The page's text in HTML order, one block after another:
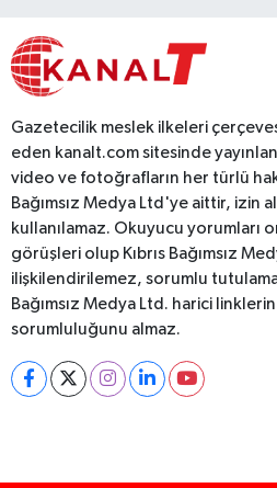
Gazetecilik meslek ilkeleri
eden kanalt.com sitesinde
video ve fotoğrafların her türlü
Bağımsız Medya Ltd'ye aittir, izin
kullanılamaz. Okuyucu yorumları
görüşleri olup Kıbrıs Bağımsız
ilişkilendirilemez, sorumlu
Bağımsız Medya Ltd. harici linklerin
sorumluluğunu almaz.